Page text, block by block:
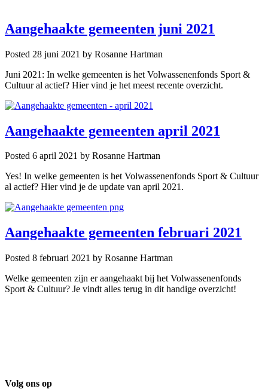
Aangehaakte gemeenten juni 2021
Posted 28 juni 2021 by Rosanne Hartman
Juni 2021: In welke gemeenten is het Volwassenenfonds Sport &
Cultuur al actief? Hier vind je het meest recente overzicht.
Aangehaakte gemeenten april 2021
Posted 6 april 2021 by Rosanne Hartman
Yes! In welke gemeenten is het Volwassenenfonds Sport & Cultuur
al actief? Hier vind je de update van april 2021.
Aangehaakte gemeenten februari 2021
Posted 8 februari 2021 by Rosanne Hartman
Welke gemeenten zijn er aangehaakt bij het Volwassenenfonds
Sport & Cultuur? Je vindt alles terug in dit handige overzicht!
Volg ons op